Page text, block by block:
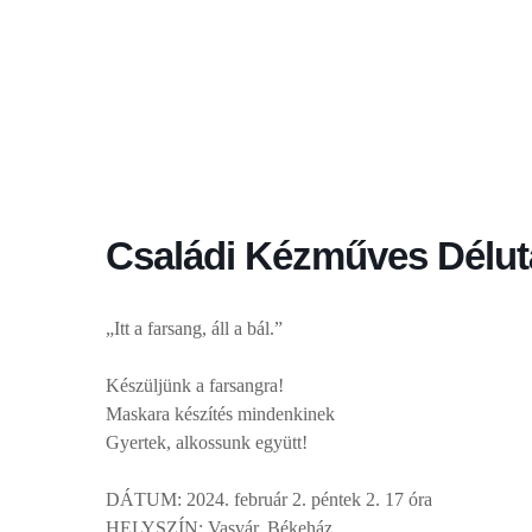
Családi Kézműves
„Itt a farsang, áll a bál.”
Készüljünk a farsangra!
Maskara készítés mindenkinek
Gyertek, alkossunk együtt!
DÁTUM: 2024. február 2. péntek 2. 17 óra
HELYSZÍN: Vasvár, Békeház